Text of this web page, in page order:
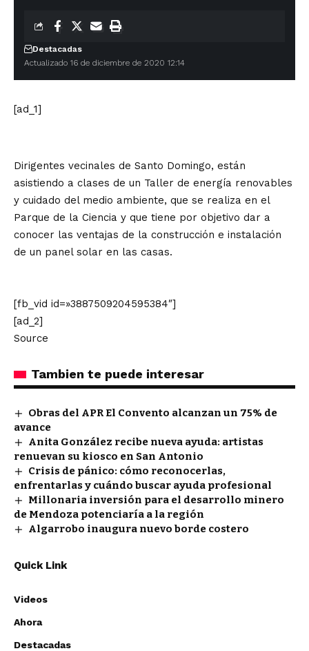
Actualizado 16 de diciembre de 2020 12:14
Destacadas
[ad_1]
Dirigentes vecinales de Santo Domingo, están
asistiendo a clases de un Taller de energía renovables
y cuidado del medio ambiente, que se realiza en el
Parque de la Ciencia y que tiene por objetivo dar a
conocer las ventajas de la construcción e instalación
de un panel solar en las casas.
[fb_vid id=»3887509204595384″]
[ad_2]
Source
Tambien te puede interesar
Obras del APR El Convento alcanzan un 75% de
avance
Anita González recibe nueva ayuda: artistas
renuevan su kiosco en San Antonio
Crisis de pánico: cómo reconocerlas,
enfrentarlas y cuándo buscar ayuda profesional
Millonaria inversión para el desarrollo minero
de Mendoza potenciaría a la región
Algarrobo inaugura nuevo borde costero
Quick Link
Videos
Ahora
Destacadas